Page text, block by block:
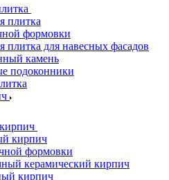
плитка
формовки
плитка для навесных фасадов
камень
подоконники
кирпич
формовки
керамический кирпич
кирпич